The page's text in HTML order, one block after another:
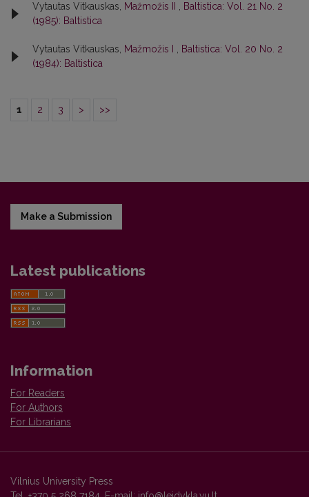
Vytautas Vitkauskas, Mažmožis II , Baltistica: Vol. 21 No. 2
(1985): Baltistica
Vytautas Vitkauskas, Mažmožis I , Baltistica: Vol. 20 No. 2
(1984): Baltistica
1 2 3 > >>
Make a Submission
Latest publications
Information
For Readers
For Authors
For Librarians
Vilnius University Press